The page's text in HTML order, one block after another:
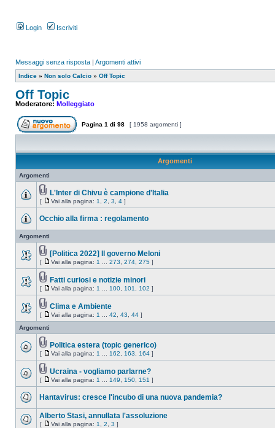
Login Iscriviti
Messaggi senza risposta | Argomenti attivi
Indice » Non solo Calcio » Off Topic
Off Topic
Moderatore: Molleggiato
Pagina 1 di 98 [ 1958 argomenti ]
Argomenti
Argomenti
L'Inter di Chivu è campione d'Italia
[ Vai alla pagina: 1 2 3 4 ]
Occhio alla firma : regolamento
Argomenti
[Politica 2022] Il governo Meloni
[ Vai alla pagina: 1 273 274 275 ]
Fatti curiosi e notizie minori
[ Vai alla pagina: 1 100 101 102 ]
Clima e Ambiente
[ Vai alla pagina: 1 42 43 44 ]
Argomenti
Politica estera (topic generico)
[ Vai alla pagina: 1 162 163 164 ]
Ucraina - vogliamo parlarne?
[ Vai alla pagina: 1 149 150 151 ]
Hantavirus: cresce l'incubo di una nuova pandemia?
Alberto Stasi, annullata l'assoluzione
[ Vai alla pagina: 1 2 3 ]